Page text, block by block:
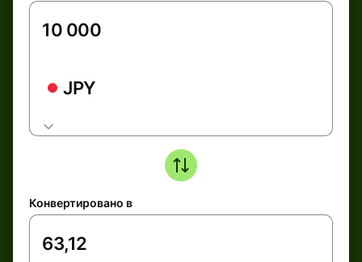
JPY
Конвертировано в